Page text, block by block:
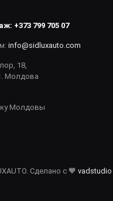
+373 799 705 07
info@sidluxauto.com
18,
Молдова
Молдовы
Сделано с 🧡 vadstudio